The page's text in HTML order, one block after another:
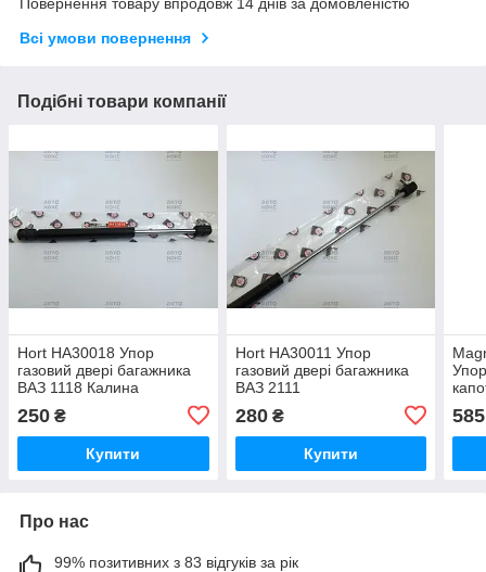
Повернення товару впродовж 14 днів за домовленістю
Всі умови повернення
Подібні товари компанії
Hort HA30018 Упор
газовий двері багажника
ВАЗ 1118 Калина
250 ₴
Купити
Hort HA30011 Упор
газовий двері багажника
ВАЗ 2111
280₴
Купити
585
Про нас
99% позитивних з 83 відгуків за рік